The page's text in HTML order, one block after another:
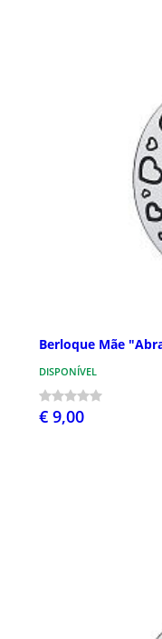
Berloque Mãe
DISPONÍVEL
€ 9,00